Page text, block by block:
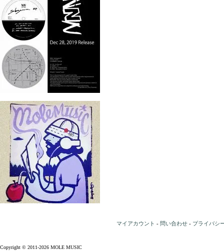
マイアカウント - 問い合わせ - プライバシ
Copyright © 2011-2026 MOLE MUSIC